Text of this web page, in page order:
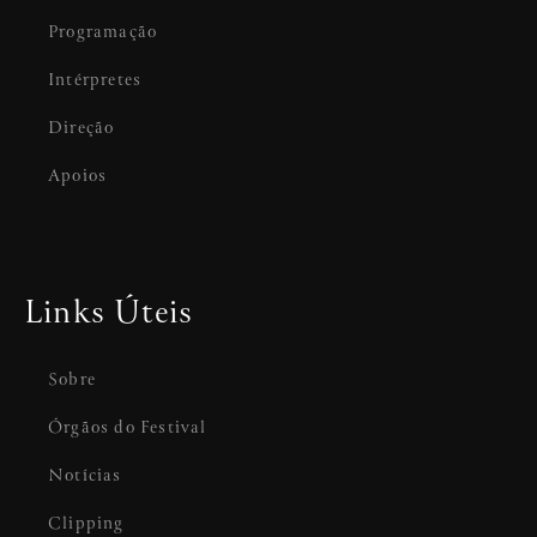
Programação
Intérpretes
Direção
Apoios
Links Úteis
Sobre
Órgãos do Festival
Notícias
Clipping